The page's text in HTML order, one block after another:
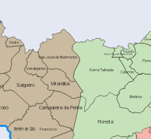
Cedro
Salgueiro Mirandiba
Carnaubeira da Penha
Floresta
Betânia
Verdejante
São José do Belmonte
Serra Talhada
Santa Cruz da Baixa Verde
Triunfo
Calumbi
Belém de São Francisco